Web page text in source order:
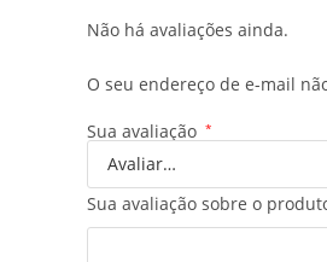
Não há avaliações ainda.
O seu endereço de e-mail
Sua avaliação *
Sua avaliação sobre o